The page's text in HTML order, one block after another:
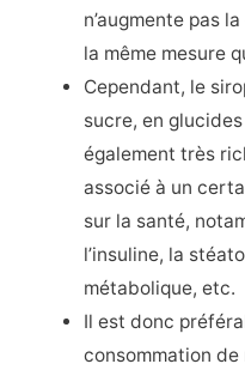
n’augmente pas
la même mesure
Cependant, le
sucre, en
également très
associé à un
sur la santé,
l’insuline, la
métabolique, etc.
Il est donc
consommation de